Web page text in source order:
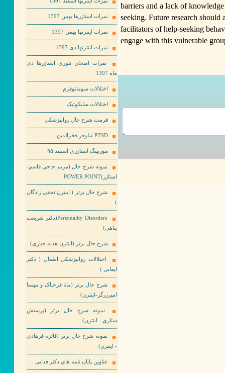
barriers and a lack of
seeking. Future research
facilitators of help-seeking
engage with this vulnerable
نمرات استاژرها بهمن 1397
نمرات اینترنها بهمن 1397
نمرات اینترنها دی 1397
نمرات امتحان تئوری استاژرها دی
ماه 1397
اختلالات سوماتوفرم
اختلالات سایکوتیک
فرمت شرح حال روانپزشکی
PTSD-نیلوفر فخرالدین
مورنینگ استاژری اسفند ۹۵
نمونه شرح حال (مریم حاجی قاسم-
استاژر)POWER POINT
شرح حال برتر ( اینترن نجفی زادگان
)
Personality Disorders(دکتر شریعت
پناهی)
شرح حال برتر (اینترن هدیه جباری)
اختلالات روانپزشکی اطفال ( دکتر
ایمانی )
شرح حال برتر (مانا فرحناک و مهسا
امیرزرگر-اینترن)
نمونه شرح حال برتر (پرستش
ستاری - اینترن)
نمونه شرح حال برتر (فائزه فرهادی
- اینترن)
عناوین پایان نامه های دکتر فدایی